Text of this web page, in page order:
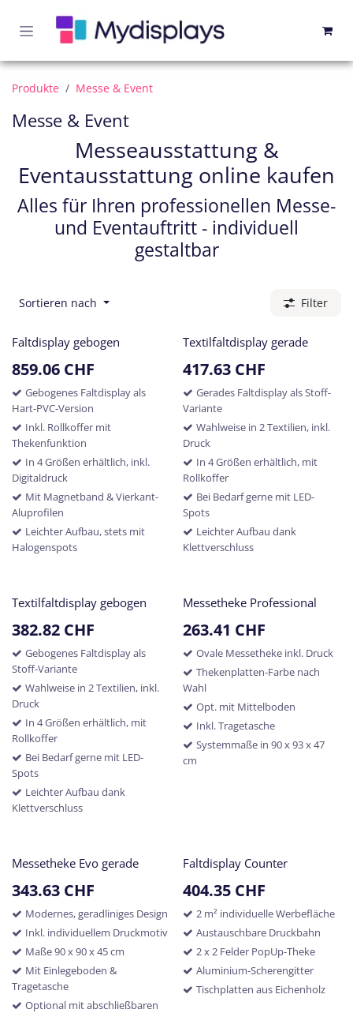
Produkte Messe & Event
Messe & Event
Messeausstattung &
Eventausstattung online kaufen
Alles für Ihren professionellen Messe-
und Eventauftritt - individuell
gestaltbar
Sortieren nach Filter
Faltdisplay gebogen
859.06 CHF
Gebogenes Faltdisplay als
Hart-PVC-Version
Inkl. Rollkoffer mit
Thekenfunktion
In 4 Größen erhältlich, inkl.
Digitaldruck
Mit Magnetband & Vierkant-
Aluprofilen
Leichter Aufbau, stets mit
Halogenspots
Textilfaltdisplay gerade
417.63CHF
Gerades Faltdisplay als Stoff-
Variante
Wahlweise in 2 Textilien, inkl.
Druck
In 4 Größen erhältlich, mit
Rollkoffer
Bei Bedarf gerne mit LED-
Spots
Leichter Aufbau dank
Klettverschluss
Textilfaltdisplay gebogen
382.82 CHF
Gebogenes Faltdisplay als
Stoff-Variante
Wahlweise in 2 Textilien, inkl.
Druck
In 4 Größen erhältlich, mit
Rollkoffer
Bei Bedarf gerne mit LED-
Spots
Leichter Aufbau dank
Klettverschluss
Messetheke Professional
263.41 CHF
Ovale Messetheke inkl. Druck
Thekenplatten-Farbe nach
Wahl
Opt. mit Mittelboden
Inkl. Tragetasche
Systemmaße in 90 x 93 x 47
cm
Messetheke Evo gerade
343.63 CHF
Modernes, geradliniges Design
Inkl. individuellem Druckmotiv
Maße 90 x 90 x 45 cm
Mit Einlegeboden &
Tragetasche
Optional mit abschließbaren
Faltdisplay Counter
404.35CHF
2 m² individuelle Werbefläche
Austauschbare Druckbahn
2 x 2 Felder PopUp-Theke
Aluminium-Scherengitter
Tischplatten aus Eichenholz